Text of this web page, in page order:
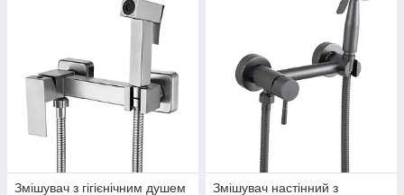
Змішувач з гігієнічним душем
Змішувач настінний з